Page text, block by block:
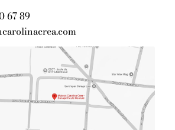
67 89